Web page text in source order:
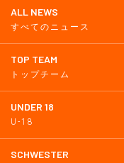
ALL NEWS
すべてのニュース
TOP TEAM
トップチーム
UNDER 18
U-18
SCHWESTER